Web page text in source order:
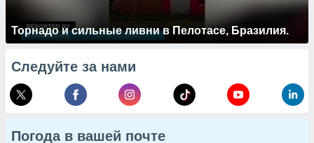
Торнадо и сильные ливни в Пелотасе, Бразилия.
Следуйте за нами
Погода в вашей почте